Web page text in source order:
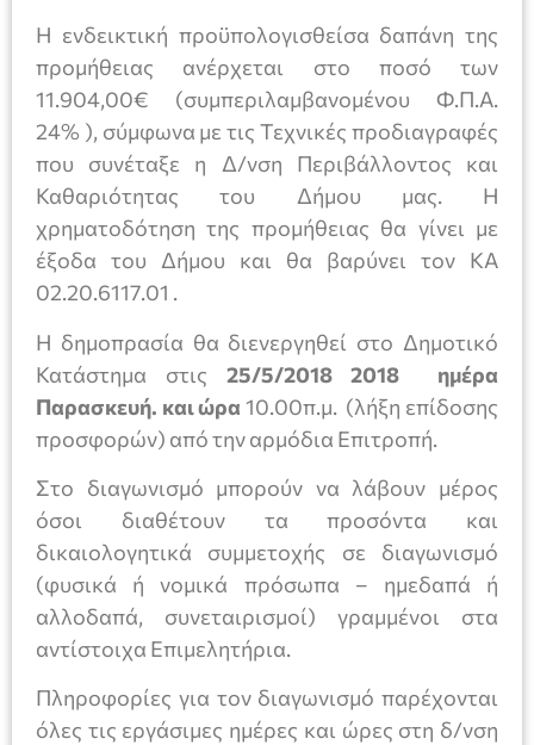
Η ενδεικτική προϋπολογισθείσα δαπάνη της
προμήθειας ανέρχεται στο ποσό των
11.904,00€ (συμπεριλαμβανομένου Φ.Π.Α.
24% ), σύμφωνα με τις Τεχνικές προδιαγραφές
που συνέταξε η Δ/νση Περιβάλλοντος και
Καθαριότητας του Δήμου μας. Η
χρηματοδότηση της προμήθειας θα γίνει με
έξοδα του Δήμου και θα βαρύνει τον ΚΑ
02.20.6117.01 .
Η δημοπρασία θα διενεργηθεί στο Δημοτικό
Κατάστημα στις 25/5/2018 2018 ημέρα
Παρασκευή. και ώρα 10.00π.μ. (λήξη επίδοσης
προσφορών) από την αρμόδια Επιτροπή.
Στο διαγωνισμό μπορούν να λάβουν μέρος
όσοι διαθέτουν τα προσόντα και
δικαιολογητικά συμμετοχής σε διαγωνισμό
(φυσικά ή νομικά πρόσωπα – ημεδαπά ή
αλλοδαπά, συνεταιρισμοί) γραμμένοι στα
αντίστοιχα Επιμελητήρια.
Πληροφορίες για τον διαγωνισμό παρέχονται
όλες τις εργάσιμες ημέρες και ώρες στη δ/νση